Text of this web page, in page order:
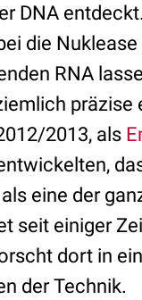
DNA
die
RNA
präzise
2013, als
eine der
seit einiger
dort in
der Technik.